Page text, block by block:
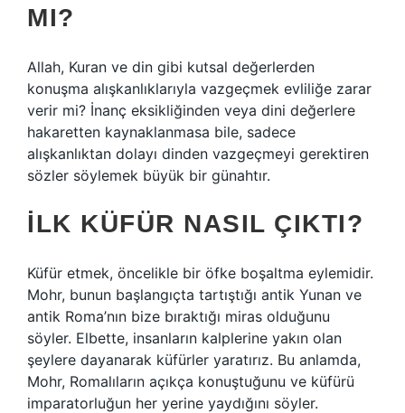
MI?
Allah, Kuran ve din gibi kutsal değerlerden
konuşma alışkanlıklarıyla vazgeçmek evliliğe zarar
verir mi? İnanç eksikliğinden veya dini değerlere
hakaretten kaynaklanmasa bile, sadece
alışkanlıktan dolayı dinden vazgeçmeyi gerektiren
sözler söylemek büyük bir günahtır.
İLK KÜFÜR NASIL ÇIKTI?
Küfür etmek, öncelikle bir öfke boşaltma eylemidir.
Mohr, bunun başlangıçta tartıştığı antik Yunan ve
antik Roma’nın bize bıraktığı miras olduğunu
söyler. Elbette, insanların kalplerine yakın olan
şeylere dayanarak küfürler yaratırız. Bu anlamda,
Mohr, Romalıların açıkça konuştuğunu ve küfürü
imparatorluğun her yerine yaydığını söyler.